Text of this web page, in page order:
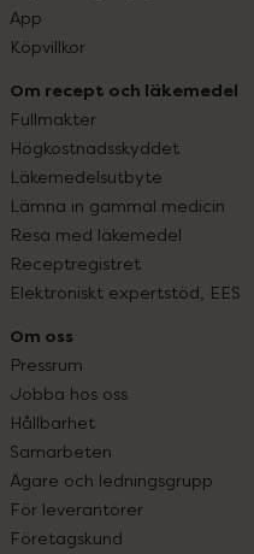
App
Köpvillkor
Om recept och läkemedel
Fullmakter
Högkostnadsskyddet
Läkemedelsutbyte
Lämna in gammal medicin
Resa med läkemedel
Receptregistret
Elektroniskt expertstöd, EES
Om oss
Pressrum
Jobba hos oss
Hållbarhet
Samarbeten
Ägare och ledningsgrupp
För leverantörer
Företagskund